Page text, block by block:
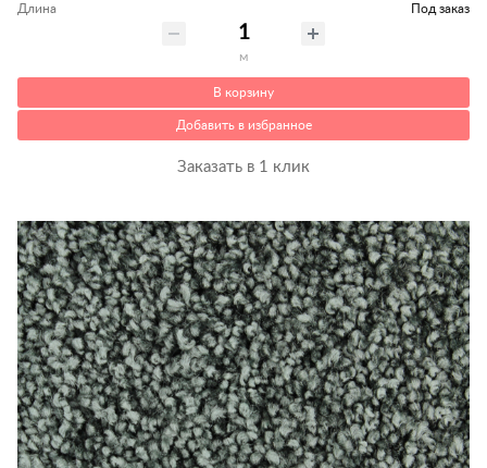
Длина
Под заказ
м
В корзину
Добавить в избранное
Заказать в 1 клик